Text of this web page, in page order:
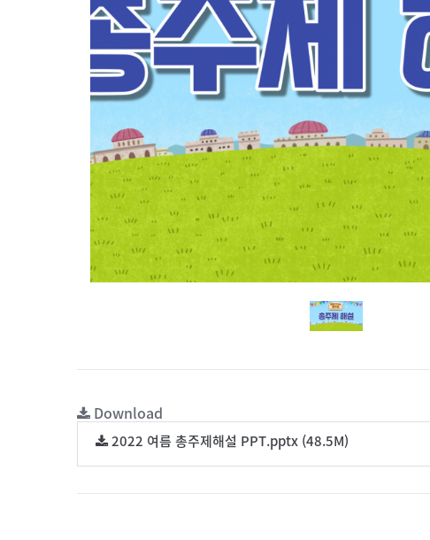
Download
2022 여름 총주제해설 PPT.pptx (48.5M)